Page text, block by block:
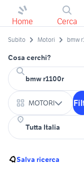
Home Cerca
Subito Motori bmw
Cosa cerchi?
MOTORI
Salva ricerca